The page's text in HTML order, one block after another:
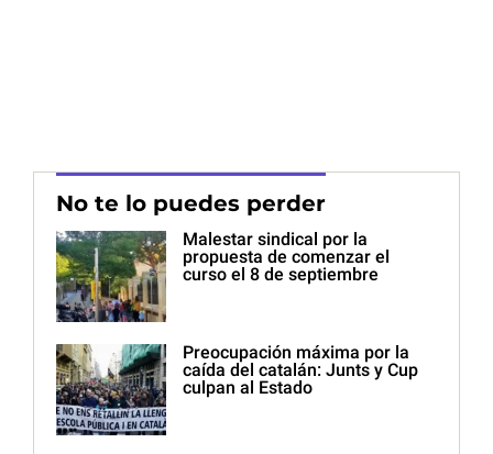
No te lo puedes perder
Malestar sindical por la
propuesta de comenzar el
curso el 8 de septiembre
Preocupación máxima por la
caída del catalán: Junts y Cup
culpan al Estado